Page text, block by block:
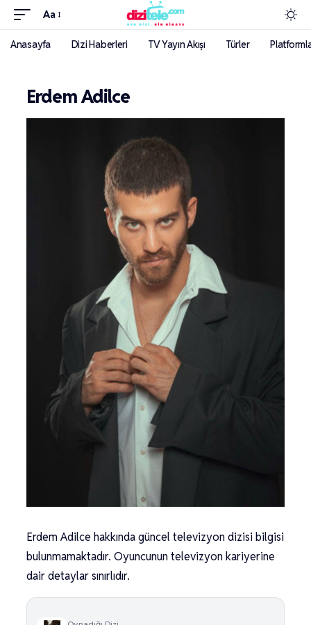
Aa
Anasayfa Dizi Haberleri TV Yayın Akışı Türler
Erdem Adilce
Erdem Adilce hakkında güncel televizyon dizisi bilgisi
bulunmamaktadır. Oyuncunun televizyon kariyerine
dair detaylar sınırlıdır.